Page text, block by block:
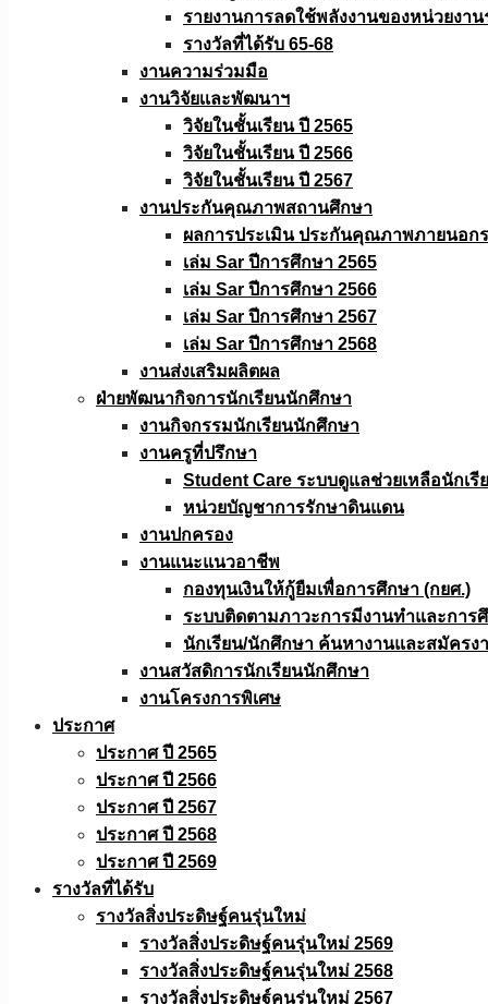
รายงานการลดใช้พลังงานของหน่วยงา
รางวัลที่ได้รับ 65-68
งานความร่วมมือ
งานวิจัยเเละพัฒนาฯ
วิจัยในชั้นเรียน ปี 2565
วิจัยในชั้นเรียน ปี 2566
วิจัยในชั้นเรียน ปี 2567
งานประกันคุณภาพสถานศึกษา
ผลการประเมิน ประกันคุณภาพภายนอก
เล่ม Sar ปีการศึกษา 2565
เล่ม Sar ปีการศึกษา 2566
เล่ม Sar ปีการศึกษา 2567
เล่ม Sar ปีการศึกษา 2568
งานส่งเสริมผลิตผล
ฝ่ายพัฒนากิจการนักเรียนนักศึกษา
งานกิจกรรมนักเรียนนักศึกษา
งานครูที่ปรึกษา
Student Care ระบบดูแลช่วยเหลือนักเรี
หน่วยบัญชาการรักษาดินแดน
งานปกครอง
งานแนะแนวอาชีพ
กองทุนเงินให้กู้ยืมเพื่อการศึกษา (กยศ.)
ระบบติดตามภาวะการมีงานทำและการ
นักเรียน/นักศึกษา ค้นหางานและสมัครง
งานสวัสดิการนักเรียนนักศึกษา
งานโครงการพิเศษ
ประกาศ
ประกาศ ปี 2565
ประกาศ ปี 2566
ประกาศ ปี 2567
ประกาศ ปี 2568
ประกาศ ปี 2569
รางวัลที่ได้รับ
รางวัลสิ่งประดิษฐ์คนรุ่นใหม่
รางวัลสิ่งประดิษฐ์คนรุ่นใหม่ 2569
รางวัลสิ่งประดิษฐ์คนรุ่นใหม่ 2568
รางวัลสิ่งประดิษฐ์คนรุ่นใหม่ 2567